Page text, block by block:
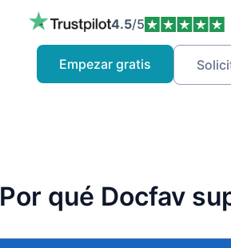
4.5/5
Empezar gratis
Por qué Docfav